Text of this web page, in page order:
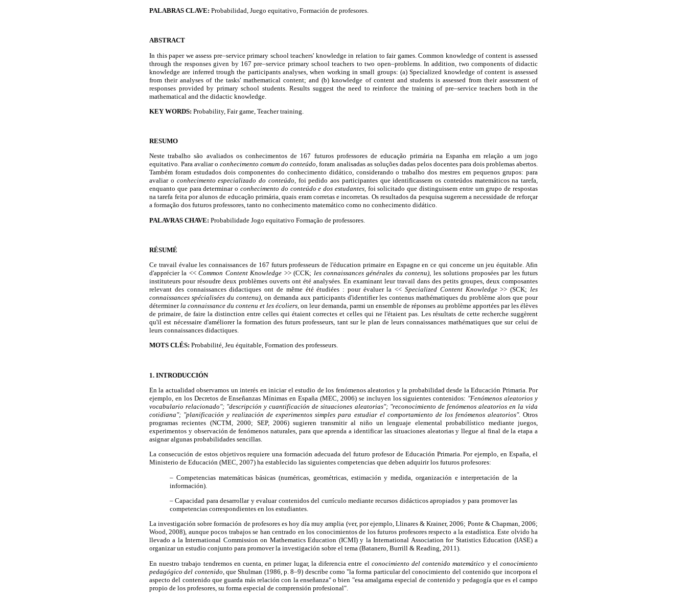
PALABRAS CLAVE: Probabilidad, Juego equitativo, Formación de profesores.
ABSTRACT
In this paper we assess pre–service primary school teachers' knowledge in relation to fair games. Common knowledge of content is assessed
through the responses given by 167 pre–service primary school teachers to two open–problems. In addition, two components of didactic
knowledge are inferred trough the participants analyses, when working in small groups: (a) Specialized knowledge of content is assessed
from their analyses of the tasks' mathematical content; and (b) knowledge of content and students is assessed from their assessment of
responses provided by primary school students. Results suggest the need to reinforce the training of pre–service teachers both in the
mathematical and the didactic knowledge.
KEY WORDS: Probability, Fair game, Teacher training.
RESUMO
Neste trabalho são avaliados os conhecimentos de 167 futuros professores de educação primária na Espanha em relação a um jogo
equitativo. Para avaliar oconhecimento comum do conteúdo,foram analisadas as soluções dadas pelos docentes para dois problemas abertos.
Também foram estudados dois componentes do conhecimento didático, considerando o trabalho dos mestres em pequenos grupos: para
avaliar o conhecimento especializado do conteúdo, foi pedido aos participantes que identificassem os conteúdos matemáticos na tarefa,
enquanto que para determinar o conhecimento do conteúdo e dos estudantes, foi solicitado que distinguissem entre um grupo de respostas
na tarefa feita por alunos de educação primária, quais eram corretas e incorretas. Os resultados da pesquisa sugerem a necessidade de reforçar
a formação dos futuros professores, tanto no conhecimento matemático como no conhecimento didático.
PALAVRAS CHAVE: Probabilidade Jogo equitativo Formação de professores.
RÉSUMÉ
Ce travail évalue les connaissances de 167 futurs professeurs de l'éducation primaire en Espagne en ce qui concerne un jeu équitable. Afin
d'apprécier la <<Common Content Knowledge >> (CCK; les connaissances générales du contenu), les solutions proposées par les futurs
instituteurs pour résoudre deux problèmes ouverts ont été analysées. En examinant leur travail dans des petits groupes, deux composantes
relevant des connaissances didactiques ont de même été étudiées : pour évaluer la <<Specialized Content Knowledge>> (SCK;les
connaissances spécialisées du contenu), on demanda aux participants d'identifier les contenus mathématiques du problème alors que pour
déterminerla connaissance du contenu et les écoliers, on leur demanda, parmi un ensemble de réponses au problème apportées par les élèves
de primaire, de faire la distinction entre celles qui étaient correctes et celles qui ne l'étaient pas. Les résultats de cette recherche suggèrent
qu'il est nécessaire d'améliorer la formation des futurs professeurs, tant sur le plan de leurs connaissances mathématiques que sur celui de
leurs connaissances didactiques.
MOTS CLÉS: Probabilité, Jeu équitable, Formation des professeurs.
1. INTRODUCCIÓN
En la actualidad observamos un interés en iniciar el estudio de los fenómenos aleatorios y la probabilidad desde la Educación Primaria. Por
ejemplo, en los Decretos de Enseñanzas Mínimas en España (MEC, 2006) se incluyen los siguientes contenidos: "Fenómenos aleatorios y
vocabulario relacionado"; "descripción y cuantificación de situaciones aleatorias"; "reconocimiento de fenómenos aleatorios en la vida
cotidiana"; "planificación y realización de experimentos simples para estudiar el comportamiento de los fenómenos aleatorios". Otros
programas recientes (NCTM, 2000; SEP, 2006) sugieren transmitir al niño un lenguaje elemental probabilístico mediante juegos,
experimentos y observación de fenómenos naturales, para que aprenda a identificar las situaciones aleatorias y llegue al final de la etapa a
asignar algunas probabilidades sencillas.
La consecución de estos objetivos requiere una formación adecuada del futuro profesor de Educación Primaria. Por ejemplo, en España, el
Ministerio de Educación (MEC, 2007) ha establecido las siguientes competencias que deben adquirir los futuros profesores:
– Competencias matemáticas básicas (numéricas, geométricas, estimación y medida, organización e interpretación de la
información).
– Capacidad para desarrollar y evaluar contenidos del currículo mediante recursos didácticos apropiados y para promover las
competencias correspondientes en los estudiantes.
La investigación sobre formación de profesores es hoy día muy amplia (ver, por ejemplo, Llinares & Krainer, 2006; Ponte & Chapman, 2006;
Wood, 2008), aunque pocos trabajos se han centrado en los conocimientos de los futuros profesores respecto a la estadística. Este olvido ha
llevado a la International Commission on Mathematics Education (ICMI) y la International Association for Statistics Education (IASE) a
organizar un estudio conjunto para promover la investigación sobre el tema (Batanero, Burrill & Reading, 2011).
En nuestro trabajo tendremos en cuenta, en primer lugar, la diferencia entre el conocimiento del contenido matemático y elconocimiento
pedagógico del contenido, que Shulman (1986, p. 8–9) describe como "la forma particular del conocimiento del contenido que incorpora el
aspecto del contenido que guarda más relación con la enseñanza" o bien "esa amalgama especial de contenido y pedagogía que es el campo
propio de los profesores, su forma especial de comprensión profesional".